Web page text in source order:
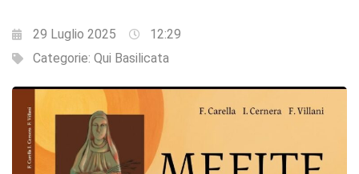
29 Luglio 2025
12:29
Categorie: Qui Basilicata